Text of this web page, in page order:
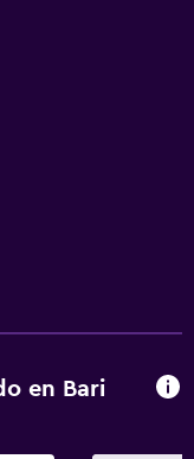
en Bari